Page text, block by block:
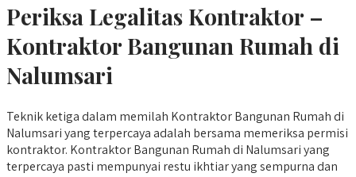
Periksa Legalitas Kontraktor –
Kontraktor Bangunan Rumah di
Nalumsari
Teknik ketiga dalam memilah Kontraktor Bangunan Rumah di
Nalumsari yang terpercaya adalah bersama memeriksa permisi
kontraktor. Kontraktor Bangunan Rumah di Nalumsari yang
terpercaya pasti mempunyai restu ikhtiar yang sempurna dan